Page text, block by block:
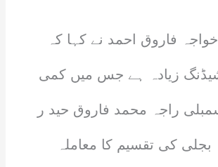
فاروق احمد نے کہا کہ
زیادہ ہے جس میں کمی
راجہ محمد فاروق حید ر
بجلی کی تقسیم کا معاملہ